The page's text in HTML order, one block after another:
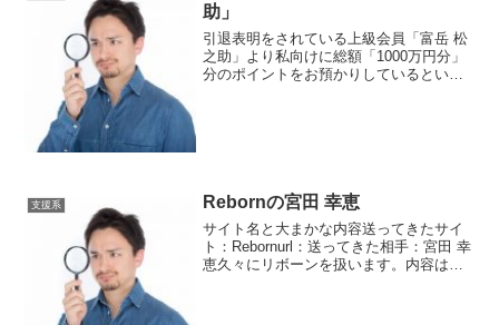
助」
引退表明をされている上級会員「富岳 松
之助」より私向けに総額「1000万円分」
分のポイントをお預かりしているという
支援系 Rebornの宮田 幸恵
サイト名と大まかな内容送ってきたサイ
ト：Rebornurl：送ってきた相手：宮田 幸
恵久々にリボーンを扱います。内容はあ